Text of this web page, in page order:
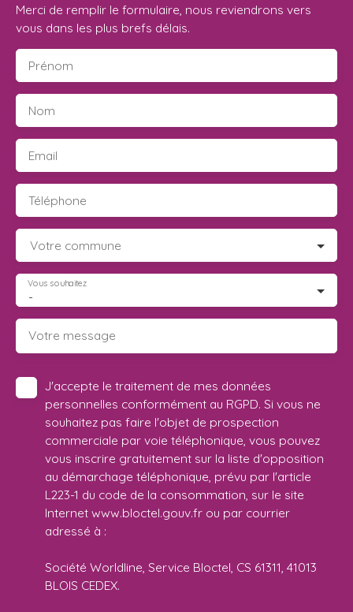
Merci de remplir le formulaire, nous reviendrons vers
vous dans les plus brefs délais.
Prénom
Nom
Email
Téléphone
Votre commune
-
Vous souhaitez
Votre message
J'accepte le traitement de mes données
personnelles conformément au RGPD. Si vous ne
souhaitez pas faire l'objet de prospection
commerciale par voie téléphonique, vous pouvez
vous inscrire gratuitement sur la liste d'opposition
au démarchage téléphonique, prévu par l'article
L223-1 du code de la consommation, sur le site
Internet www.bloctel.gouv.fr ou par courrier
adressé à :
Société Worldline, Service Bloctel, CS 61311, 41013
BLOIS CEDEX.